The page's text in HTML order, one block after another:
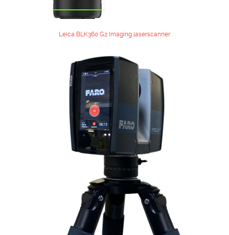
Leica BLK360 G2 Imaging laserscanner